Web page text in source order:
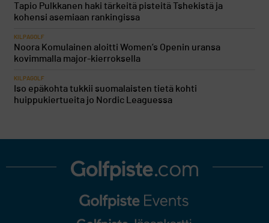
Tapio Pulkkanen haki tärkeitä pisteitä Tshekistä ja
kohensi asemiaan rankingissa
KILPAGOLF
Noora Komulainen aloitti Women’s Openin uransa
kovimmalla major-kierroksella
KILPAGOLF
Iso epäkohta tukkii suomalaisten tietä kohti
huippukiertueita jo Nordic Leaguessa